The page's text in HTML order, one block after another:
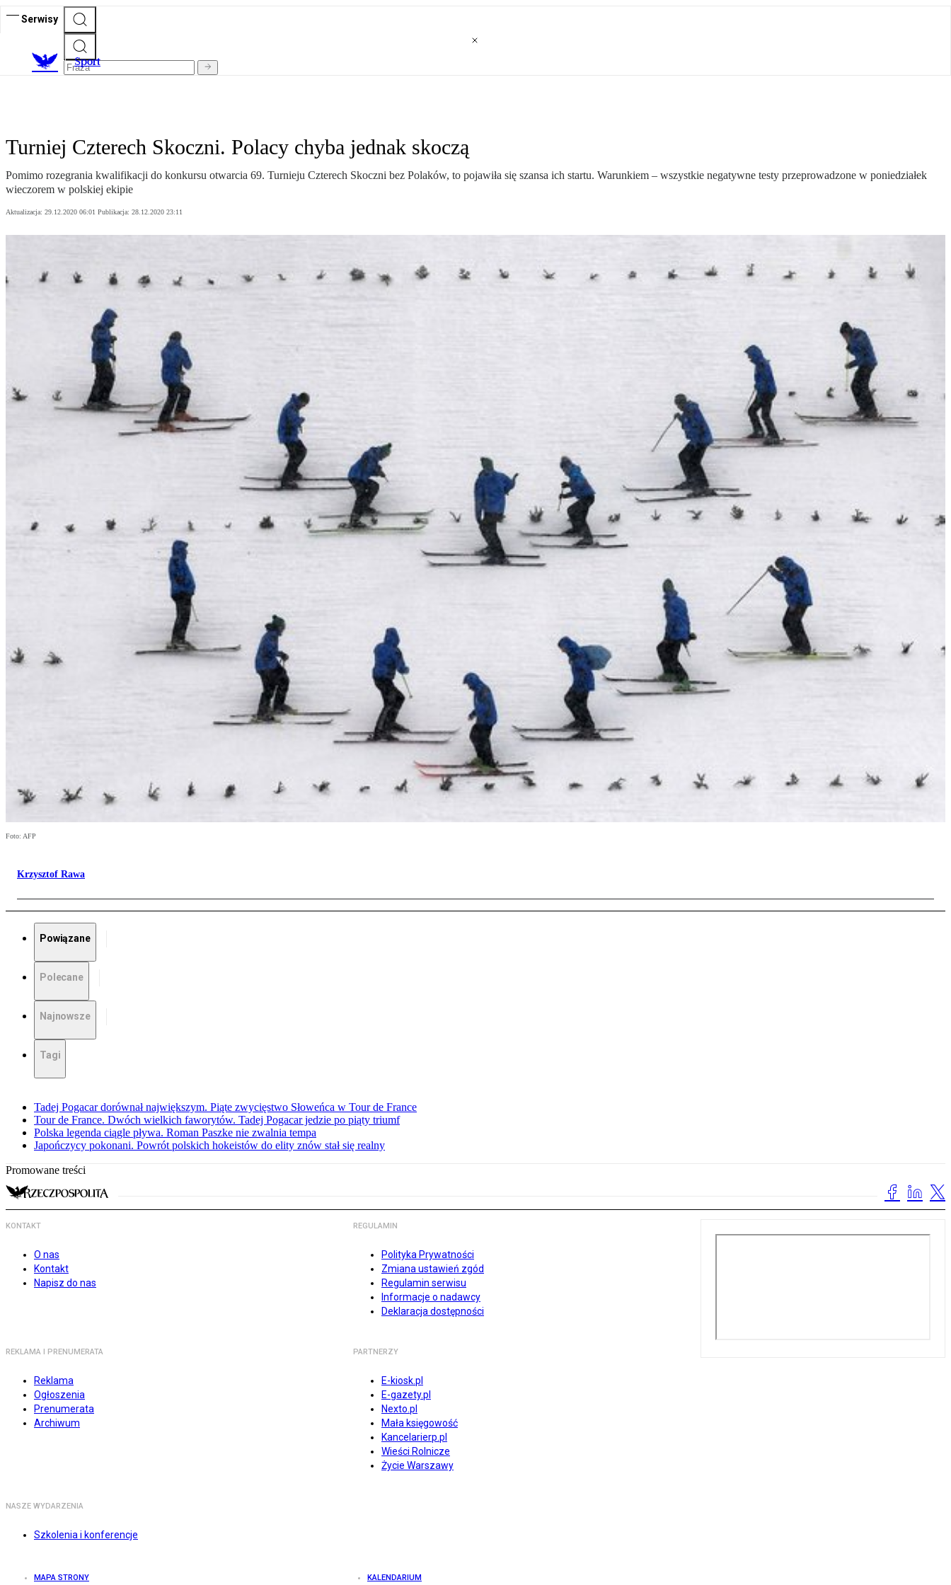
Serwisy
Sport
Turniej Czterech Skoczni. Polacy chyba jednak skoczą
Pomimo rozegrania kwalifikacji do konkursu otwarcia 69. Turnieju Czterech Skoczni bez Polaków, to pojawiła się szansa ich startu. Warunkiem – wszystkie negatywne testy przeprowadzone w poniedziałek
wieczorem w polskiej ekipie
Aktualizacja: 29.12.2020 06:01 Publikacja: 28.12.2020 23:11
Foto: AFP
Krzysztof Rawa
Powiązane
Polecane
Najnowsze
Tagi
Tadej Pogacar dorównał największym. Piąte zwycięstwo Słoweńca w Tour de France
Tour de France. Dwóch wielkich faworytów. Tadej Pogacar jedzie po piąty triumf
Polska legenda ciągle pływa. Roman Paszke nie zwalnia tempa
Japończycy pokonani. Powrót polskich hokeistów do elity znów stał się realny
Promowane treści
KONTAKT
O nas
Kontakt
Napisz do nas
REGULAMIN
Polityka Prywatności
Zmiana ustawień zgód
Regulamin serwisu
Informacje o nadawcy
Deklaracja dostępności
REKLAMA I PRENUMERATA
Reklama
Ogłoszenia
Prenumerata
Archiwum
PARTNERZY
E-kiosk.pl
E-gazety.pl
Nexto.pl
Mała księgowość
Kancelarierp.pl
Wieści Rolnicze
Życie Warszawy
NASZE WYDARZENIA
Szkolenia i konferencje
MAPA STRONY KALENDARIUM